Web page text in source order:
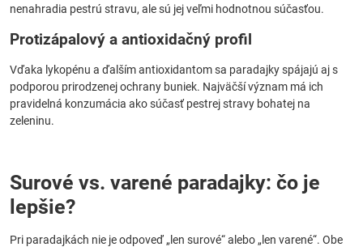
nenahradia pestrú stravu, ale sú jej veľmi hodnotnou súčasťou.
Protizápalový a antioxidačný profil
Vďaka lykopénu a ďalším antioxidantom sa paradajky spájajú aj s
podporou prirodzenej ochrany buniek. Najväčší význam má ich
pravidelná konzumácia ako súčasť pestrej stravy bohatej na
zeleninu.
Surové vs. varené paradajky: čo je
lepšie?
Pri paradajkách nie je odpoveď „len surové“ alebo „len varené“. Obe